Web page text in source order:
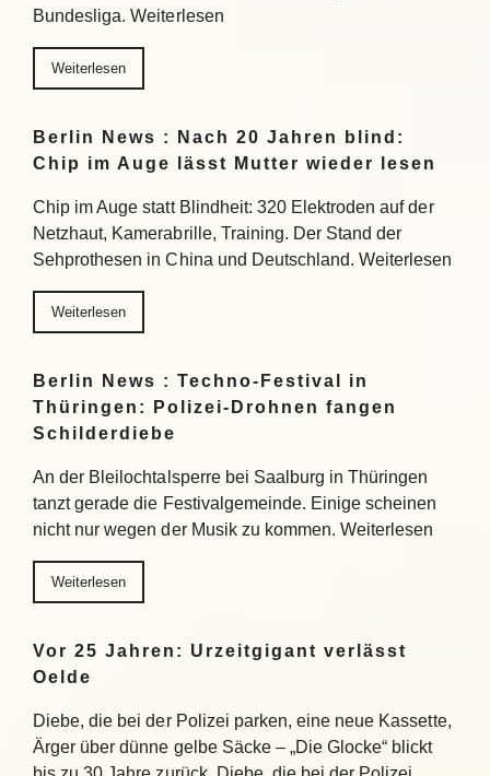
Bundesliga. Weiterlesen
Weiterlesen
Berlin News : Nach 20 Jahren blind:
Chip im Auge lässt Mutter wieder lesen
Chip im Auge statt Blindheit: 320 Elektroden auf der
Netzhaut, Kamerabrille, Training. Der Stand der
Sehprothesen in China und Deutschland. Weiterlesen
Weiterlesen
Berlin News : Techno-Festival in
Thüringen: Polizei-Drohnen fangen
Schilderdiebe
An der Bleilochtalsperre bei Saalburg in Thüringen
tanzt gerade die Festivalgemeinde. Einige scheinen
nicht nur wegen der Musik zu kommen. Weiterlesen
Weiterlesen
Vor 25 Jahren: Urzeitgigant verlässt
Oelde
Diebe, die bei der Polizei parken, eine neue Kassette,
Ärger über dünne gelbe Säcke – „Die Glocke“ blickt